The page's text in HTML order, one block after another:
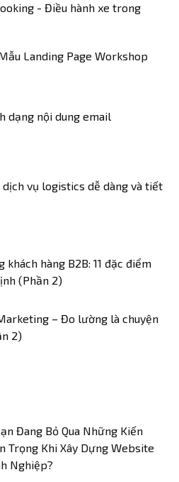
- Điều hành xe trong
Landing Page Workshop
dạng nội dung email
dịch vụ logistics dễ dàng và tiết
khách hàng B2B: 11 đặc điểm
(Phần 2)
– Đo lường là chuyện
2)
Đang Bỏ Qua Những Kiến
Trọng Khi Xây Dựng Website
Nghiệp?